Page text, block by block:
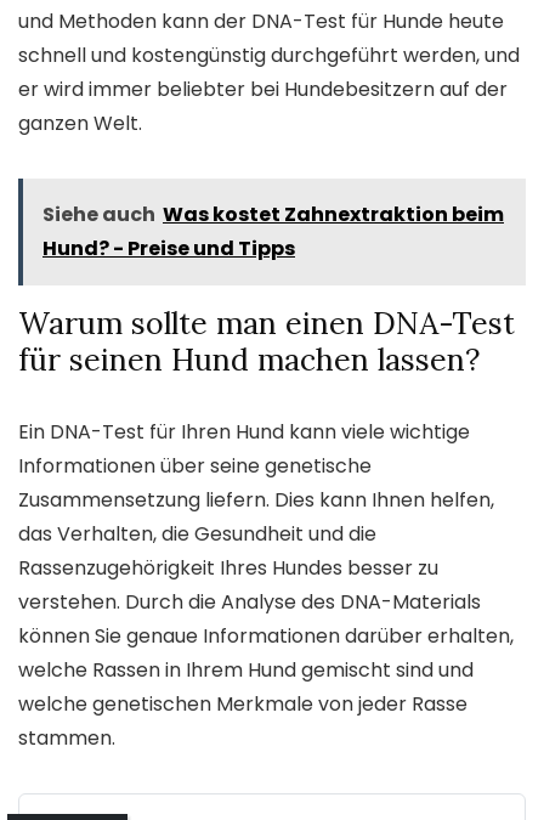
und Methoden kann der DNA-Test für Hunde heute
schnell und kostengünstig durchgeführt werden, und
er wird immer beliebter bei Hundebesitzern auf der
ganzen Welt.
Siehe auch Was kostet Zahnextraktion beim
Hund? - Preise und Tipps
Warum sollte man einen DNA-Test
für seinen Hund machen lassen?
Ein DNA-Test für Ihren Hund kann viele wichtige
Informationen über seine genetische
Zusammensetzung liefern. Dies kann Ihnen helfen,
das Verhalten, die Gesundheit und die
Rassenzugehörigkeit Ihres Hundes besser zu
verstehen. Durch die Analyse des DNA-Materials
können Sie genaue Informationen darüber erhalten,
welche Rassen in Ihrem Hund gemischt sind und
welche genetischen Merkmale von jeder Rasse
stammen.